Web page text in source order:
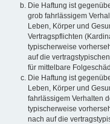
Die Haftung ist
grob fahrlässigem
Leben, Körper und
Vertragspflichten
typischerweise
auf die
für mittelbare
Die Haftung ist
Leben, Körper und
fahrlässigem Verhalten
typischerweise
nach auf die